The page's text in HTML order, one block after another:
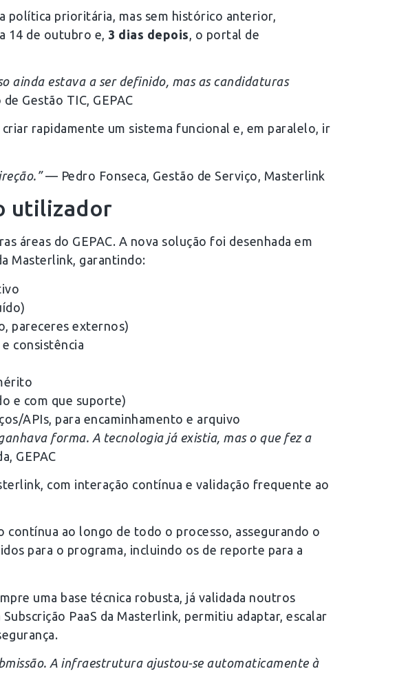
política prioritária, mas sem histórico anterior,
14 de outubro e, 3 dias depois , o portal de
ainda estava a ser definido, mas as candidaturas
Gestão TIC, GEPAC
rapidamente um sistema funcional e, em paralelo, ir
— Pedro Fonseca, Gestão de Serviço, Masterlink
utilizador
áreas do GEPAC. A nova solução foi desenhada em
Masterlink, garantindo:
pareceres externos)
consistência
e com que suporte)
APIs, para encaminhamento e arquivo
forma. A tecnologia já existia, mas o que fez a
GEPAC
com interação contínua e validação frequente ao
ao longo de todo o processo, assegurando o
para o programa, incluindo os de reporte para a
uma base técnica robusta, já validada noutros
PaaS da Masterlink, permitiu adaptar, escalar
A infraestrutura ajustou-se automaticamente à